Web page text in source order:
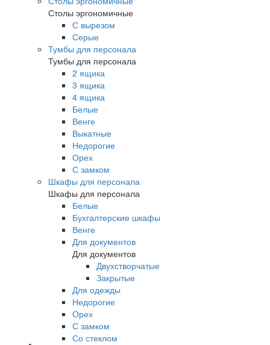
Столы эргономичные
С вырезом
Серые
Тумбы для персонала
Тумбы для персонала
2 ящика
3 ящика
4 ящика
Белые
Венге
Выкатные
Недорогие
Орех
С замком
Шкафы для персонала
Шкафы для персонала
Белые
Бухгалтерские шкафы
Венге
Для документов
Для документов
Двухстворчатые
Закрытые
Для одежды
Недорогие
Орех
С замком
Со стеклом